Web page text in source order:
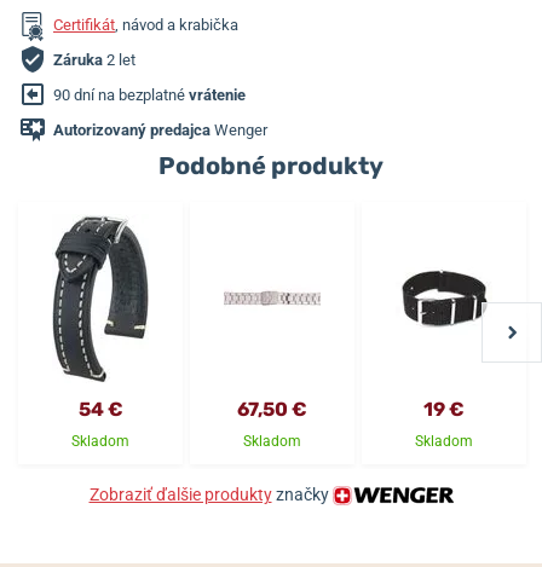
Certifikát, návod a krabička
Záruka 2 let
90 dní na bezplatné vrátenie
Autorizovaný predajca Wenger
Podobné produkty
54 €
Skladom
67,50 €
Skladom
19 €
Skladom
Zobraziť ďalšie produktyznačky